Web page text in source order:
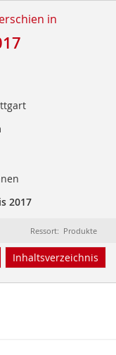
in
2017
Ressort: Produkte
Inhaltsverzeichnis